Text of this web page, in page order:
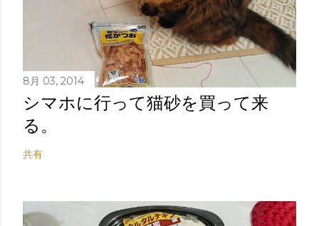
8月 03, 2014
シマホに行って猫砂を買って来
る。
共有